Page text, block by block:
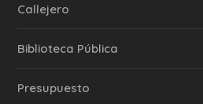
Callejero
Biblioteca Pública
Presupuesto